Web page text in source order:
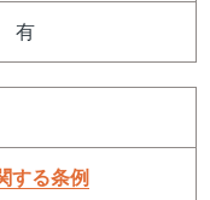
有
する条例